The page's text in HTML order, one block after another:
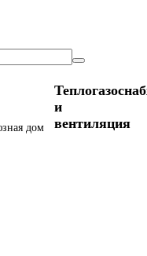
и
вентиляция
дом